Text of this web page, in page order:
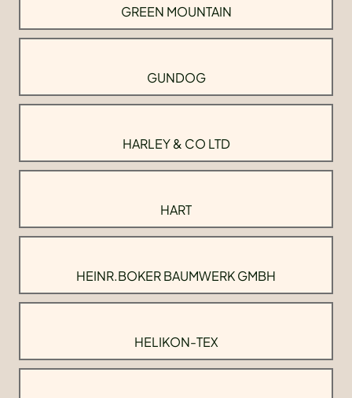
GREEN MOUNTAIN
GUNDOG
HARLEY & CO LTD
HART
HEINR.BOKER BAUMWERK GMBH
HELIKON-TEX